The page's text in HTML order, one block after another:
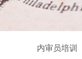
内审员培训